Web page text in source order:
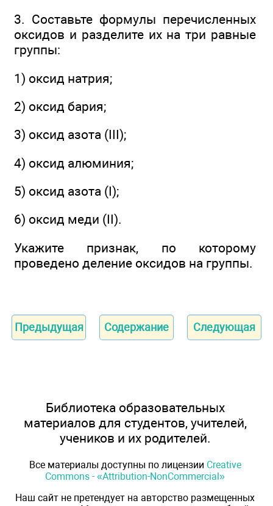
3. Составьте формулы перечисленных
оксидов и разделите их на три равные
группы:
1) оксид натрия;
2) оксид бария;
3) оксид азота (III);
4) оксид алюминия;
5) оксид азота (I);
6) оксид меди (II).
Укажите признак, по которому
проведено деление оксидов на группы.
Предыдущая Содержание Следующая
Библиотека образовательных
материалов для студентов, учителей,
учеников и их родителей.
Все материалы доступны по лицензии Creative
Commons - «Attribution-NonCommercial»
Наш сайт не претендует на авторство размещенных